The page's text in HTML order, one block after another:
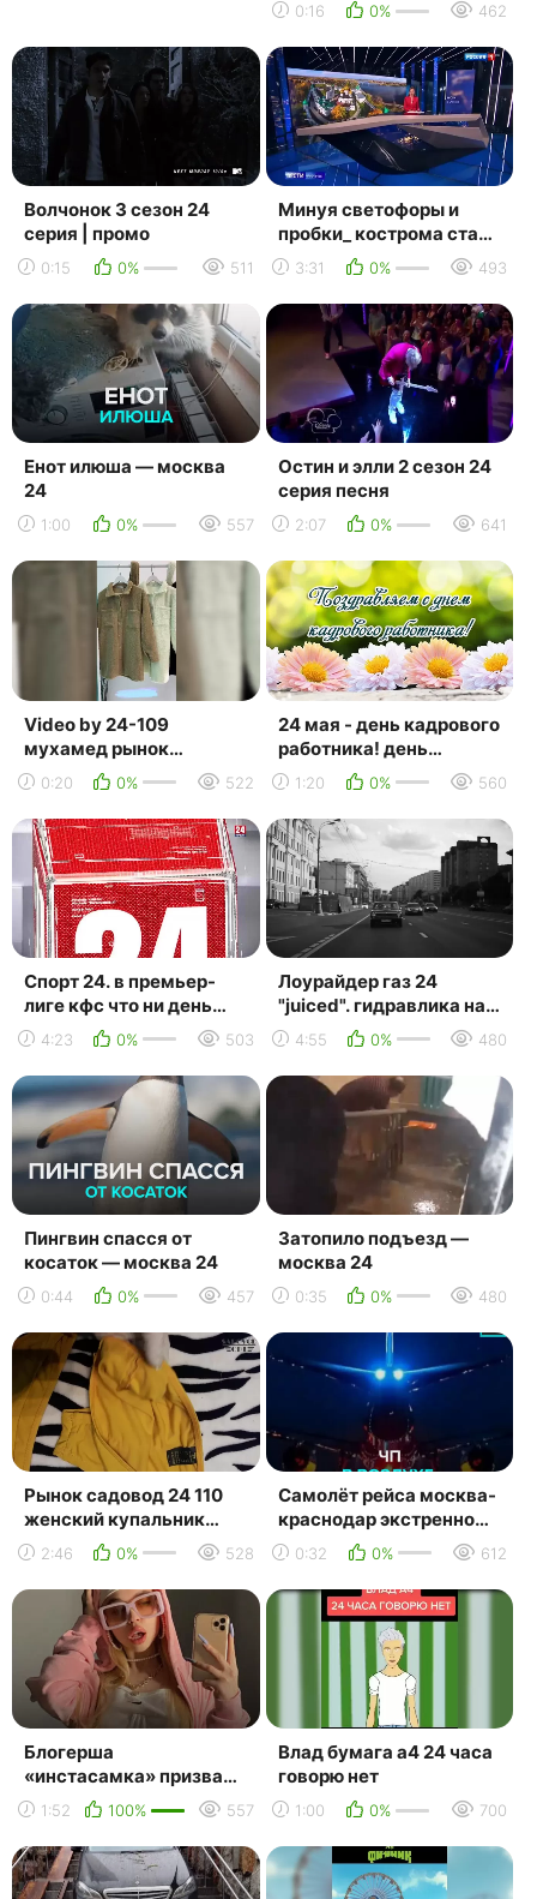
0:16 0% 462
Волчонок 3 сезон 24
серия | промо
0:15 0% 511
Минуя светофоры и
пробки_ кострома стала
для москвичей ближе -
россия 24
3:31 0% 493
Енот илюша — москва
24
1:00 0% 557
Остин и элли 2 сезон 24
серия песня
2:07 0% 641
Video by 24-109
мухамед рынок
садовод платья кофта
боди х
0:20 0% 522
24 мая - день кадрового
работника! день
кадровика! с днем
кадровика!
поздравляем к...
1:20 0% 560
Спорт 24. в премьер-
лиге кфс что ни день
матчей, то новый
скандал
4:23 0% 503
Лоурайдер газ 24
"juiced". гидравлика на
волге.
4:55 0% 480
Пингвин спасся от
косаток — москва 24
0:44 0% 457
Затопило подъезд —
москва 24
0:35 0% 480
Рынок садовод 24 110
женский купальник
тройка_ маша копытина
[sadovodopt]
2:46 0% 528
Самолёт рейса москва-
краснодар экстренно
сел в шереметьево из-
за разгерметизации —...
0:32 0% 612
Блогерша
«инстасамка» призвала
врачей идти в тик ток —
москва 24
1:52 100% 557
Влад бумага а4 24 часа
говорю нет
1:00 0% 700